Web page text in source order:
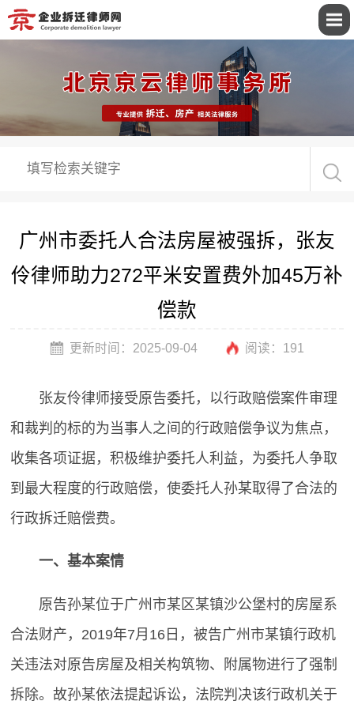
广州市委托人合法房屋被强拆，张友
伶律师助力272平米安置费外加45万补
偿款
更新时间：2025-09-04 阅读： 191
张友伶律师接受原告委托，以行政赔偿案件审理
和裁判的标的为当事人之间的行政赔偿争议为焦点，
收集各项证据，积极维护委托人利益，为委托人争取
到最大程度的行政赔偿，使委托人孙某取得了合法的
行政拆迁赔偿费。
一、基本案情
原告孙某位于广州市某区某镇沙公堡村的房屋系
合法财产，2019年7月16日，被告广州市某镇行政机
关违法对原告房屋及相关构筑物、附属物进行了强制
拆除。故孙某依法提起诉讼，法院判决该行政机关于